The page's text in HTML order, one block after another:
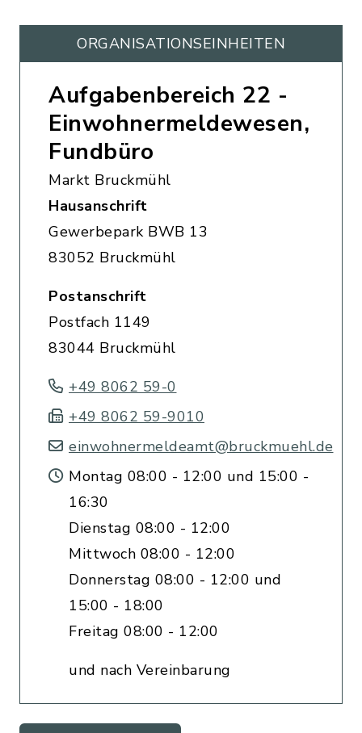
ORGANISATIONS­EINHEITEN
Aufgabenbereich 22 -
Einwohnermeldewesen,
Fundbüro
Markt Bruckmühl
Hausanschrift
Gewerbepark BWB 13
83052 Bruckmühl
Postanschrift
Postfach 1149
83044 Bruckmühl
+49 8062 59-0
+49 8062 59-9010
einwohnermeldeamt@bruckmuehl.de
Montag 08:00 - 12:00 und 15:00 -
16:30
Dienstag 08:00 - 12:00
Mittwoch 08:00 - 12:00
Donnerstag 08:00 - 12:00 und
15:00 - 18:00
Freitag 08:00 - 12:00
und nach Vereinbarung